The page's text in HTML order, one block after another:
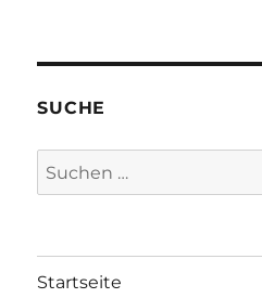
SUCHE
Suche
nach:
Startseite